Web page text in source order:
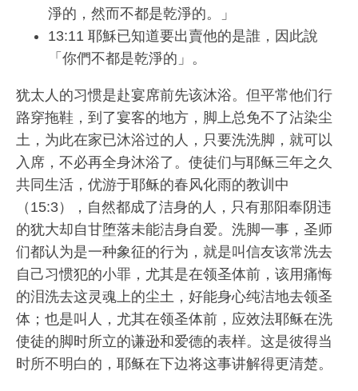
淨的，然而不都是乾淨的。」
13:11 耶穌已知道要出賣他的是誰，因此說
「你們不都是乾淨的」。
犹太人的习惯是赴宴席前先该沐浴。但平常他们行
路穿拖鞋，到了宴客的地方，脚上总免不了沾染尘
土，为此在家已沐浴过的人，只要洗洗脚，就可以
入席，不必再全身沐浴了。使徒们与耶稣三年之久
共同生活，优游于耶稣的春风化雨的教训中
（15:3），自然都成了洁身的人，只有那阳奉阴违
的犹大却自甘堕落未能洁身自爱。洗脚一事，圣师
们都认为是一种象征的行为，就是叫信友该常洗去
自己习惯犯的小罪，尤其是在领圣体前，该用痛悔
的泪洗去这灵魂上的尘土，好能身心纯洁地去领圣
体；也是叫人，尤其在领圣体前，应效法耶稣在洗
使徒的脚时所立的谦逊和爱德的表样。这是彼得当
时所不明白的，耶稣在下边将这事讲解得更清楚。